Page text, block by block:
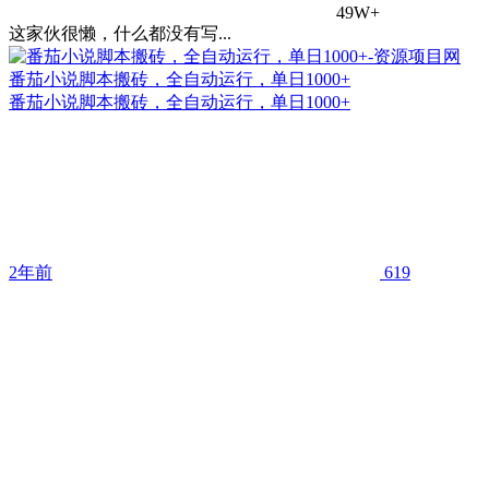
49W+
这家伙很懒，什么都没有写...
番茄小说脚本搬砖，全自动运行，单日1000+
番茄小说脚本搬砖，全自动运行，单日1000+
2年前 619